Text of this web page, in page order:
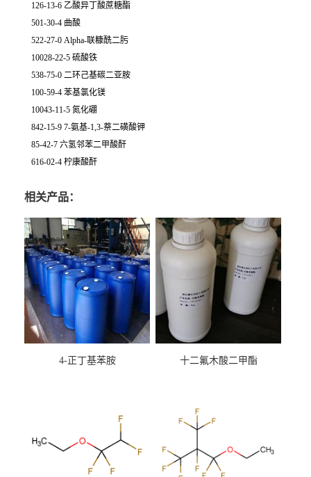
126-13-6 乙酸异丁酸蔗糖酯
501-30-4 曲酸
522-27-0 Alpha-联糠酰二肟
10028-22-5 硫酸铁
538-75-0 二环己基碳二亚胺
100-59-4 苯基氯化镁
10043-11-5 氮化硼
842-15-9 7-氨基-1,3-萘二磺酸钾
85-42-7 六氢邻苯二甲酸酐
616-02-4 柠康酸酐
相关产品：
4-正丁基苯胺 十二氟木酸二甲酯